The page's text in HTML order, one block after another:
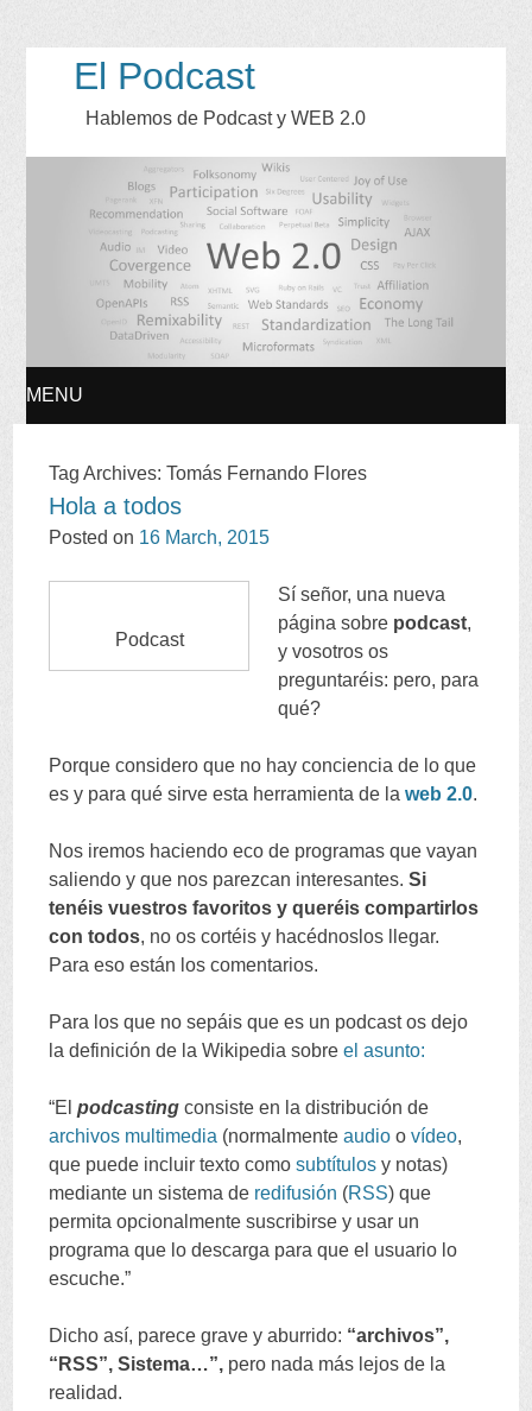
El Podcast
Hablemos de Podcast y WEB 2.0
MENU
TO
Tag Archives:Tomás Fernando Flores
Hola a todos
Posted on 16 March, 2015
Podcast
Sí señor, una nueva
página sobre podcast,
y vosotros os
preguntaréis: pero, para
qué?
Porque considero que no hay conciencia de lo que
es y para qué sirve esta herramienta de la web 2.0.
Nos iremos haciendo eco de programas que vayan
saliendo y que nos parezcan interesantes.Si
tenéis vuestros favoritos y queréis compartirlos
con todos, no os cortéis y hacédnoslos llegar.
Para eso están los comentarios.
Para los que no sepáis que es un podcast os dejo
la definición de la Wikipedia sobre el asunto:
“El podcasting consiste en la distribución de
archivos multimedia (normalmente audio o vídeo,
que puede incluir texto como subtítulos y notas)
mediante un sistema de redifusión (RSS)que
permita opcionalmente suscribirse y usar un
programa que lo descarga para que el usuario lo
escuche.”
Dicho así, parece grave y aburrido: “archivos”,
“ RSS”,Sistema…”, pero nada más lejos de la
realidad.